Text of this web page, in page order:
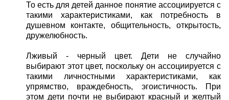
То есть для детей данное понятие ассоциируется с
такими характеристиками, как потребность в
душевном контакте, общительность, открытость,
дружелюбность.
Лживый - черный цвет. Дети не случайно
выбирают этот цвет, поскольку он ассоциируется с
такими личностными характеристиками, как
упрямство, враждебность, эгоистичность. При
этом дети почти не выбирают красный и желтый